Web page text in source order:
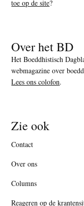
toe op de site?
Over het BD
Het Boeddhistisch
webmagazine over
Lees ons colofon.
Zie ook
Contact
Over ons
Columns
Reageren op de